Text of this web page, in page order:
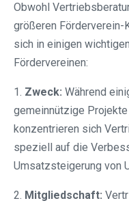
Obwohl
größeren
sich in einigen
Fördervereinen:
1. Zweck: Während
gemeinnützige
konzentrieren sich
speziell auf die
Umsatzsteigerung von
2. Mitgliedschaft: